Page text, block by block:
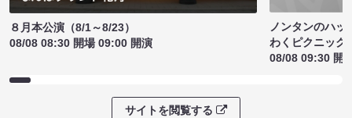
８月本公演（8/1～8/23）
08/08 08:30 開場 09:00 開演
ノンタンのハッ
わくピクニック
08/08 09:30 開
サイトを閲覧する